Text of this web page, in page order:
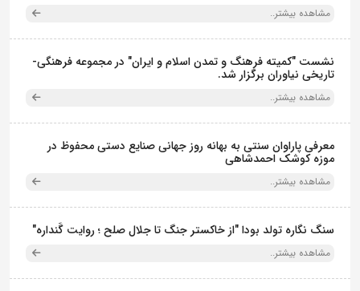
مشاهده بیشتر..
نشست "کمیته فرهنگ و تمدن اسلام و ایران" در مجموعه فرهنگی‌-
تاریخی نیاوران برگزار شد.
مشاهده بیشتر..
معرفی پاراوان سنتی به بهانه روز جهانی صنایع دستی محفوظ در
موزه کوشک احمدشاهی
مشاهده بیشتر..
سنگ نگاره تولد بودا "از خاکستر جنگ تا جلال صلح ؛ روایت گَنداره"
مشاهده بیشتر..